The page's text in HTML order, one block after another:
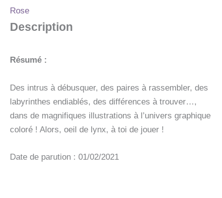
Rose
Description
Résumé :
Des intrus à débusquer, des paires à rassembler, des
labyrinthes endiablés, des différences à trouver…,
dans de magnifiques illustrations à l’univers graphique
coloré ! Alors, oeil de lynx, à toi de jouer !
Date de parution : 01/02/2021